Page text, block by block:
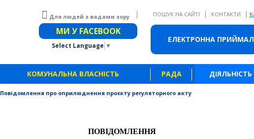
ЕЛЕКТРОННА
Для людей з вадами зору Звичайна версія сайту
МИ У FACEBOOK
Select Language ▼
ПОШУК НА САЙТІ | КОНТАКТИ |
КОМУНАЛЬНА ВЛАСНІСТЬ РАДА ДІЯЛЬНІСТЬ
Повідомлення про оприлюднення проєкту регуляторного акту
ПОВІДОМЛЕННЯ